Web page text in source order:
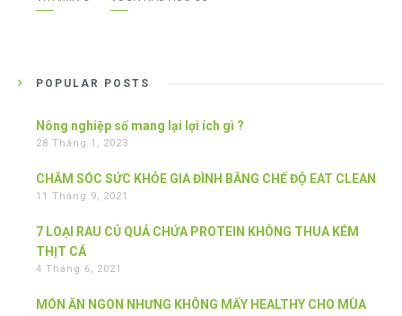
POPULAR POSTS
Nông nghiệp số mang lại lợi ích gì ?
28 Tháng 1, 2023
CHĂM SÓC SỨC KHỎE GIA ĐÌNH BẰNG CHẾ ĐỘ EAT CLEAN
11 Tháng 9, 2021
7 LOẠI RAU CỦ QUẢ CHỨA PROTEIN KHÔNG THUA KÉM
THỊT CÁ
4 Tháng 6, 2021
MÓN ĂN NGON NHƯNG KHÔNG MẤY HEALTHY CHO MÙA